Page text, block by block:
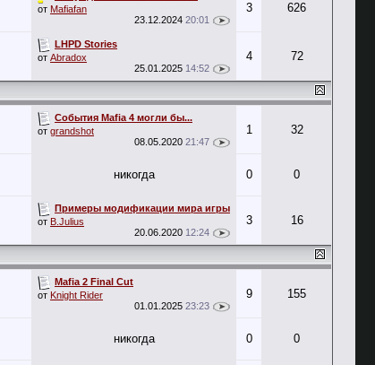
от Mafiafan
23.12.2024 20:01
3 626
LHPD Stories
от Abradox
25.01.2025 14:52
4 72
События Mafia 4 могли бы...
от grandshot
08.05.2020 21:47
1 32
никогда 0 0
Примеры модификации мира игры
от B.Julius
20.06.2020 12:24
3 16
Mafia 2 Final Cut
от Knight Rider
01.01.2025 23:23
9 155
никогда 0 0